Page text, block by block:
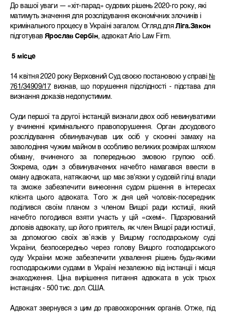
До вашої уваги — «хіт-парад» судових рішень 2020-го року, які
матимуть значення для розслідування економічних злочинів і
кримінального процесу в Україні загалом. Огляд дляЛіга.Закон
підготував Ярослав Сербін, адвокат Ario Law Firm.
5 місце
14 квітня 2020 року Верховний Суд своєю постановою у справі №
761/34909/17 визнав, що порушення підслідності - підстава для
визнання доказів недопустимим.
Суди першої та другої інстанцій визнали двох осіб невинуватими
у вчиненні кримінального правопорушення. Орган досудового
розслідування обвинувачував цих осіб у скоєнні замаху на
заволодіння чужим майном в особливо великих розмірах шляхом
обману, вчиненого за попередньою змовою групою осіб.
Зокрема, один з обвинувачених начебто намагався ввести в
оману адвоката, натякаючи, що має зв'язки у судовій гілці влади
та зможе забезпечити винесення судом рішення в інтересах
клієнта цього адвоката. Того ж дня цей чоловік-посередник
поділився своїм планом з членом Вищої ради юстиції, який
начебто погодився взяти участь у цій «схемі». Підозрюваний
доповів адвокату, що його приятель, як член Вищої ради юстиції,
за допомогою своїх зв`язків у Вищому господарському суді
України, безпосередньо через голову Вищого господарського
суду України може забезпечити ухвалення рішень будь-якими
господарськими судами в Україні незалежно від інстанції і місця
знаходження. Ціна вирішення питання адвоката в усіх трьох
інстанціях - 500 тис. дол. США.
Адвокат звернувся з цим до правоохоронних органів. Отже, під